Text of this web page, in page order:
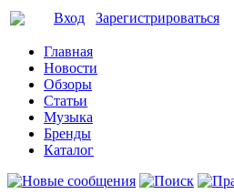
Вход Зарегистрироваться
Главная
Новости
Обзоры
Статьи
Музыка
Бренды
Каталог